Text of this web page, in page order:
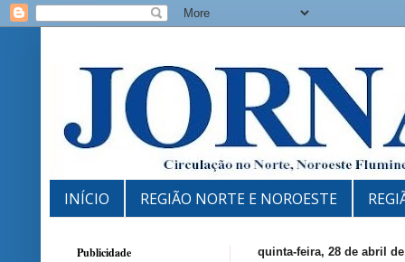
INÍCIO REGIÃO NORTE E NOROESTE
quinta-feira, 28 de abril de
Publicidade